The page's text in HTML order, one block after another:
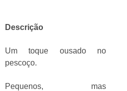
Descrição
Um toque ousado no
pescoço.
Pequenos, mas